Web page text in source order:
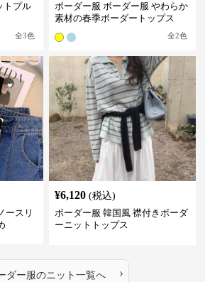
トプル
全3色
ボーダー服 ボーダー服 やわらか
素材の春季ボーダートップス
全2色
ースリ
¥6,120 (税込)
ボーダー服 韓国風 襟付きボーダ
ーニットトップス
ダー服のニット 一覧へ ›